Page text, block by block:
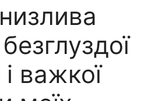
безглуздої
важкої